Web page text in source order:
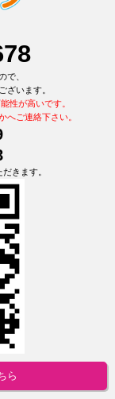
で、
ざいます。
性が高いです。
へご連絡下さい。
きます。
ら